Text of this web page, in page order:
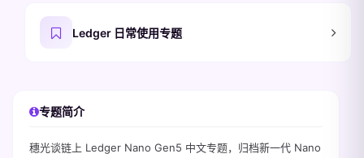
Ledger 日常使用专题
专题简介
穗光谈链上 Ledger Nano Gen5 中文专题，归档新一代 Nano